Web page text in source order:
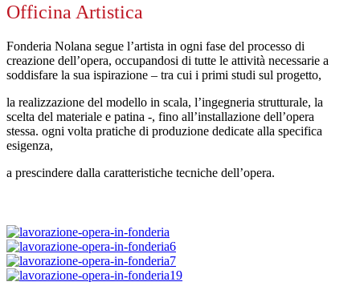
Officina Artistica
Fonderia Nolana segue l’artista in ogni fase del processo di
creazione dell’opera, occupandosi di tutte le attività necessarie a
soddisfare la sua ispirazione – tra cui i primi studi sul progetto,
la realizzazione del modello in scala, l’ingegneria strutturale, la
scelta del materiale e patina -, fino all’installazione dell’opera
stessa. ogni volta pratiche di produzione dedicate alla specifica
esigenza,
a prescindere dalla caratteristiche tecniche dell’opera.